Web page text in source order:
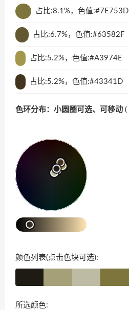
占比:8.1%，色值:#7E753D
占比:6.7%，色值:#63582F
占比:5.2%，色值:#A3974E
占比:5.2%，色值:#43341D
色环分布：小圆圈可选、可移动 (
颜色列表(点击色块可选):
所选颜色: